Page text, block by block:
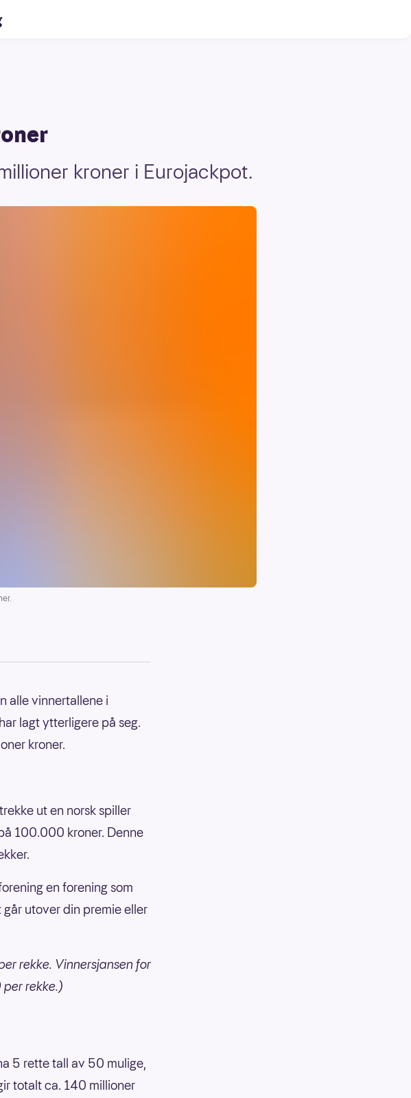
kroner i Eurojackpot.
alle vinnertallene i
lagt ytterligere på seg.
kroner.
ut en norsk spiller
100.000 kroner. Denne
en forening som
utover din premie eller
rekke. Vinnersjansen for
rekke.)
5 rette tall av 50 mulige,
totalt ca. 140 millioner